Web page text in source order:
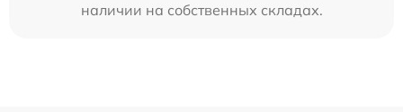
наличии на собственных складах.